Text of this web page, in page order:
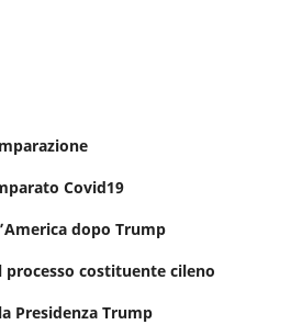
Covid19
dopo Trump
processo costituente cileno
Presidenza Trump